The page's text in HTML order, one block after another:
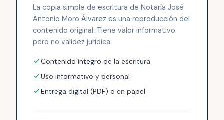
La copia simple de escritura de Notaría José
Antonio Moro Álvarez es una reproducción del
contenido original. Tiene valor informativo
pero no validez jurídica.
Contenido íntegro de la escritura
Uso informativo y personal
Entrega digital (PDF) o en papel